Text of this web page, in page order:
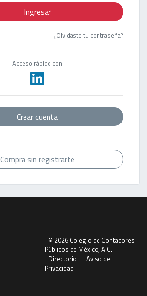
Ingresar
¿Olvidaste tu contraseña?
Acceso rápido con
Crear cuenta
Compra sin registrarte
© 2026 Colegio de Contadores
Públicos de México, A.C.
Directorio
Aviso de
Privacidad